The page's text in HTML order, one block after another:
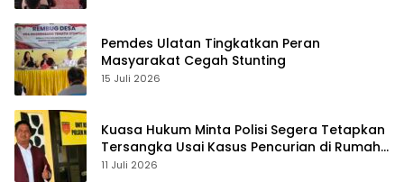
Pemdes Ulatan Tingkatkan Peran
Masyarakat Cegah Stunting
15 Juli 2026
Kuasa Hukum Minta Polisi Segera Tetapkan
Tersangka Usai Kasus Pencurian di Rumah
Anggota Dewan Bantul di Sigi Naik
11 Juli 2026